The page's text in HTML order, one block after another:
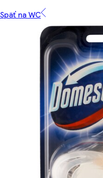
Späť na WC